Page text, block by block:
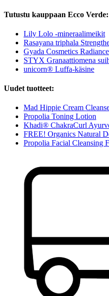
Tutustu kauppaan Ecco Verde:
Lily Lolo -mineraalimeikit
Rasayana triphala
Gyada Cosmetics
STYX Granaattiomena
unicorn® Luffa-käsine
Uudet tuotteet:
Mad Hippie Cream
Propolia Toning Lotion
Khadi® ChakraCurl
FREE! Organics Natural
Propolia Facial Cleansing